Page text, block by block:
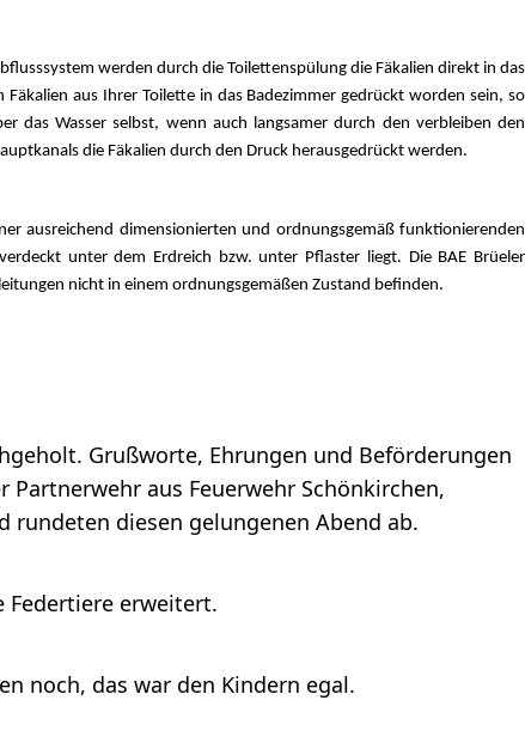
werden durch die Toilettenspülung die Fäkalien direkt in das
aus Ihrer Toilette in das Badezimmer gedrückt worden sein, so
das Wasser selbst, wenn auch langsamer durch den verbleiben den
die Fäkalien durch den Druck herausgedrückt werden.
ausreichend dimensionierten und ordnungsgemäß funktionierenden
unter dem Erdreich bzw. unter Pflaster liegt. Die BAE Brüeler
nicht in einem ordnungsgemäßen Zustand befinden.
Grußworte, Ehrungen und Beförderungen
aus Feuerwehr Schönkirchen,
rundeten diesen gelungenen Abend ab.
Federtiere erweitert.
noch, das war den Kindern egal.